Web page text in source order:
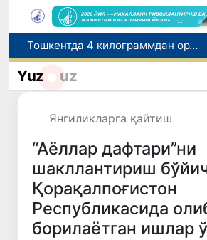
Ўқишини кўчириш бўйича рад этилган аризаларни 10 августга қадар таҳрирлаш мумкин
I ва II гуруҳ ногиронлиги бўлган фуқароларга пенсия проактив тарзда тайинланади
Yuz uz
Янгиликларга қайтиш
“Аёллар дафтари”ни
шакллантириш
Қорақалпоғистон
Республикасида
борилаётган ишлар